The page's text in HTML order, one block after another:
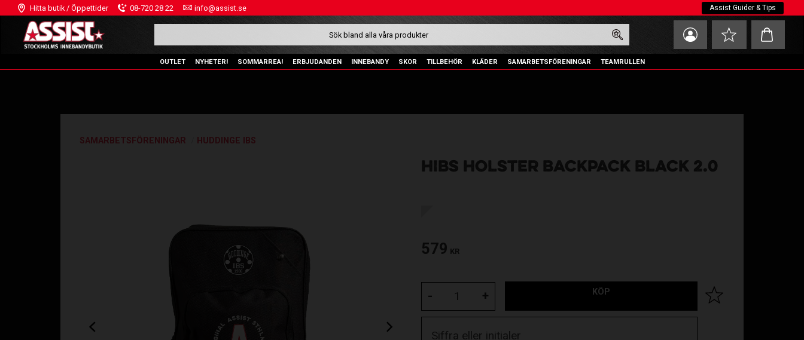
Hitta butik / Öppettider 08-720 28 22 info@assist.se Assist Guider & Tips
Favoriter
Kundvagn
OUTLET NYHETER! SOMMARREA! ERBJUDANDEN INNEBANDY SKOR TILLBEHÖR KLÄDER SAMARBETSFÖRENINGAR TEAMRULLEN
SAMARBETSFÖRENINGAR HUDDINGE IBS
HIBS HOLSTER BACKPACK BLACK 2.0
579 KR
+
- KÖP Lägg till i favoriter